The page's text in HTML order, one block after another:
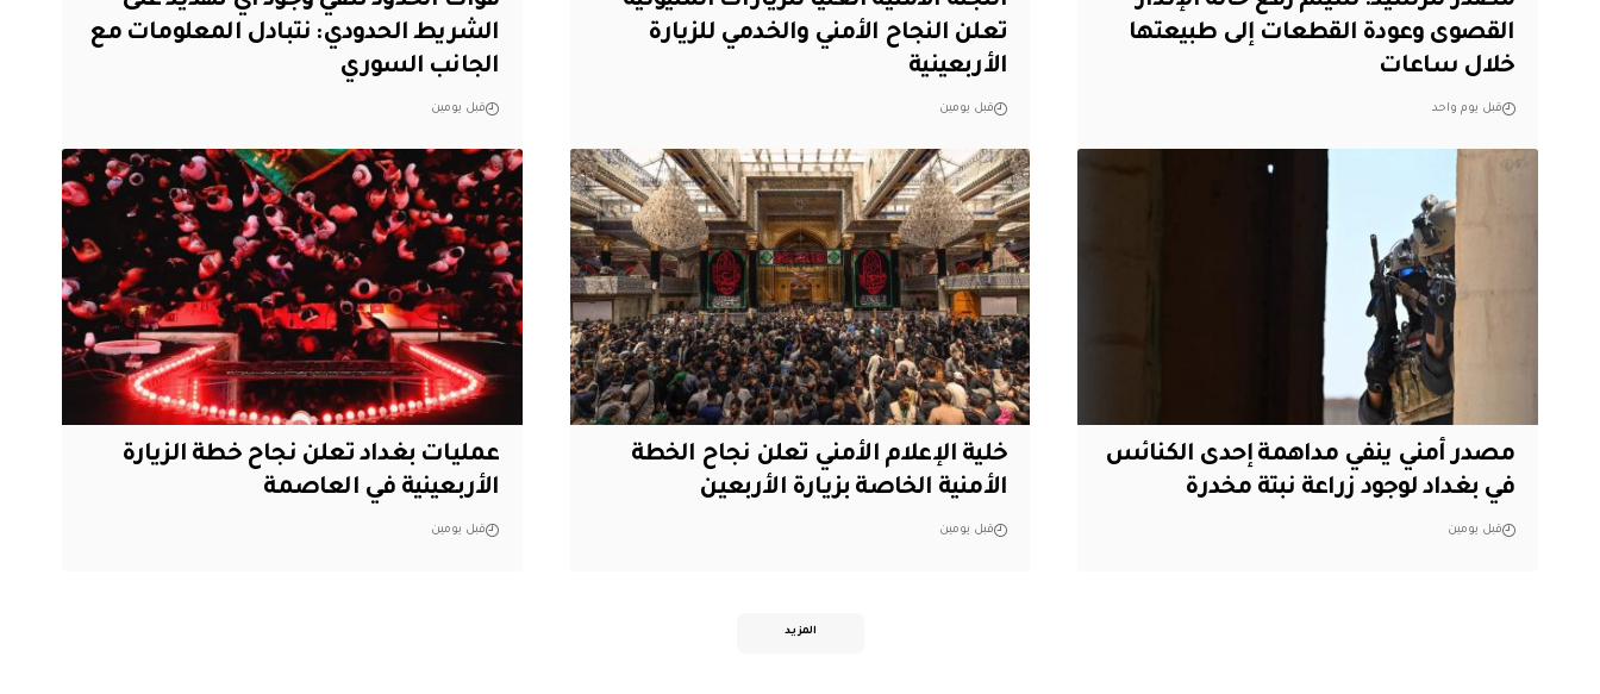
القصوى وعودة القطعات إلى طبيعتها
خلال ساعات
قبل يوم واحد
تعلن النجاح الأمني والخدمي للزيارة
الأربعينية
قبل يومين
الشريط الحدودي: نتبادل المعلومات مع
الجانب السوري
قبل يومين
مصدر أمني ينفي مداهمة إحدى الكنائس
في بغداد لوجود زراعة نبتة مخدرة
قبل يومين
خلية الإعلام الأمني تعلن نجاح الخطة
الأمنية الخاصة بزيارة الأربعين
قبل يومين
عمليات بغداد تعلن نجاح خطة الزيارة
الأربعينية في العاصمة
قبل يومين
المزيد